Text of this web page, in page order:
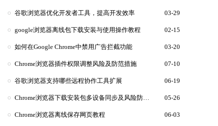
谷歌浏览器优化开发者工具，提高开发效率 03-29
google浏览器离线包下载安装与使用操作教程 02-15
如何在Google Chrome中禁用广告拦截功能 03-20
Chrome浏览器插件权限调整风险及防范措施 07-10
谷歌浏览器支持哪些远程协作工具扩展 06-19
05-26
Chrome浏览器离线保存网页教程 06-03